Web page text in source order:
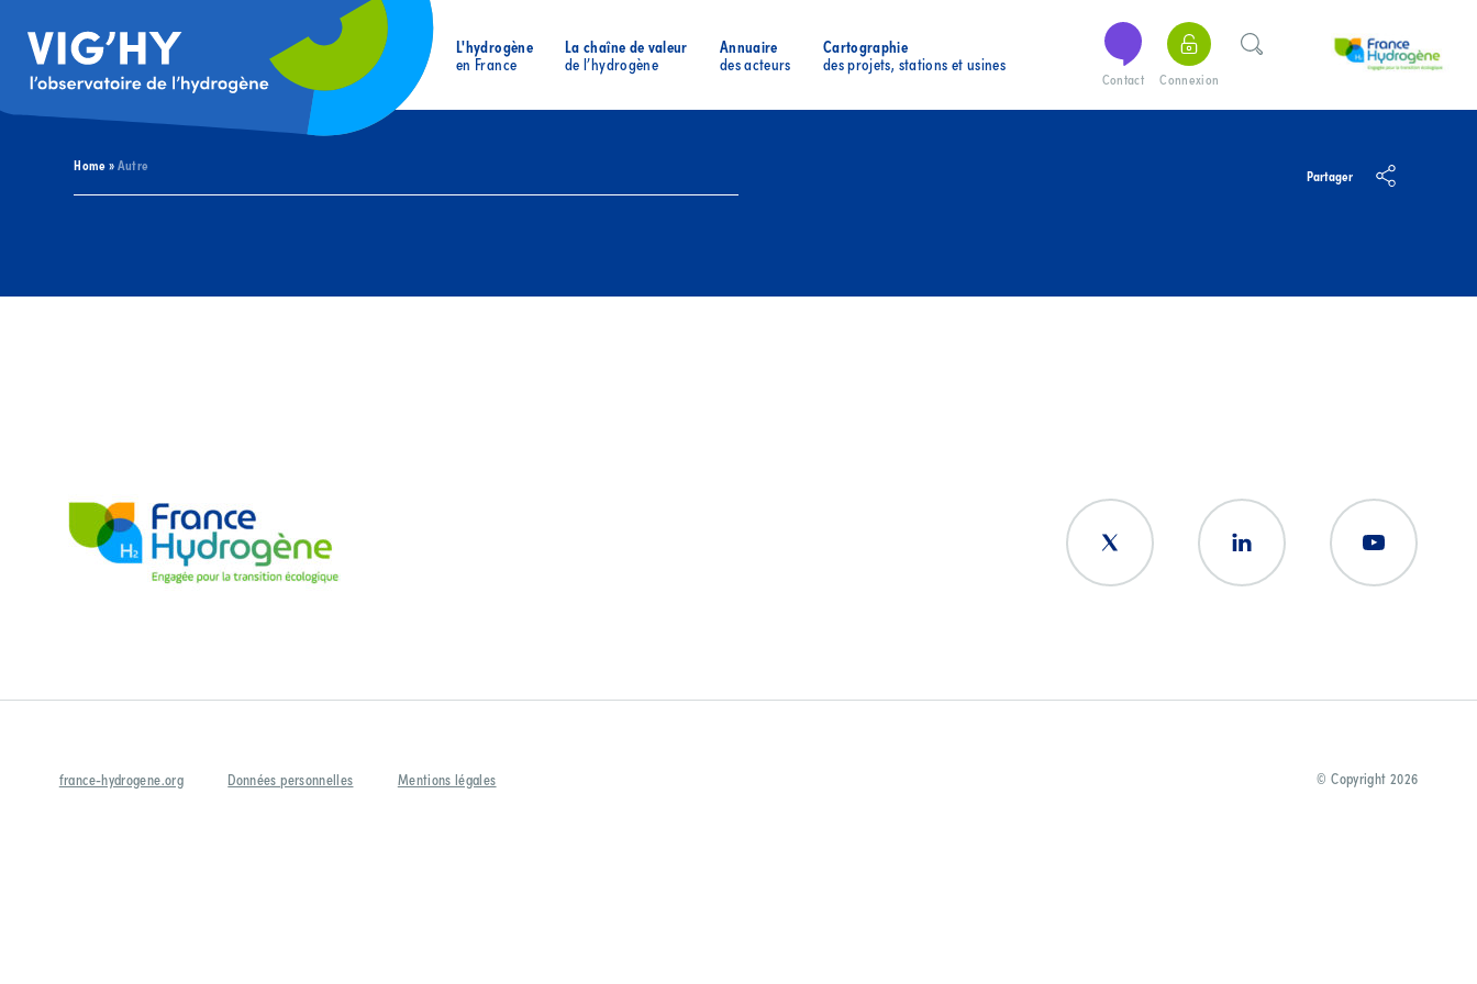
L'hydrogène
en France
La chaîne de valeur
de l’hydrogène
Annuaire
des acteurs
Cartographie
des projets, stations et usines
Contact Connexion
Home»Autre
Partager
france-hydrogene.org Données personnelles Mentions légales © Copyright 2026